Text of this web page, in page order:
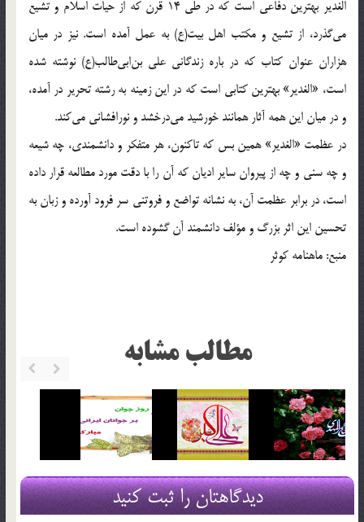
الغدیر بهترین دفاعی است که در طی 14 قرن که از حیات اسلام و تشیع
می‌گذرد، از تشیع و مکتب اهل بیت(ع) به عمل آمده است. نیز در میان
هزاران عنوان کتاب که در باره زندگانی علی بن‌ابی‌طالب(ع) نوشته شده
است، «الغدیر» بهترین کتابی است که در این زمینه به رشته تحریر در آمده،
و در میان این همه آثار همانند خورشید می‌درخشد و نورافشانی می‌کند.
در عظمت «الغدیر» همین بس که تاکنون، هر متفکر و دانشمندی، چه شیعه
و چه سنی و چه از پیروان سایر ادیان که آن را با دقت مورد مطالعه قرار داده
است، در برابر عظمت آن، به نشانه تواضع و فروتنی سر فرود آورده و زبان به
تحسین این اثر بزرگ و مؤلف دانشمند آن گشوده است.
منبع: ماهنامه کوثر
مطالب مشابه
دیدگاهتان را ثبت کنید